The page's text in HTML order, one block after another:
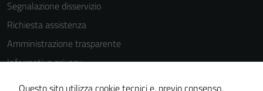
Segnalazione disservizio
Richiesta assistenza
Amministrazione trasparente
Informativa privacy
Cookie Policy
Questo sito utilizza cookie tecnici e, previo consenso,